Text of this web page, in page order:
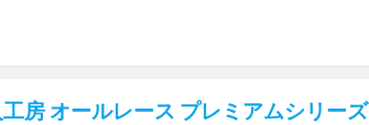
房 オールレース プレミアムシリーズ